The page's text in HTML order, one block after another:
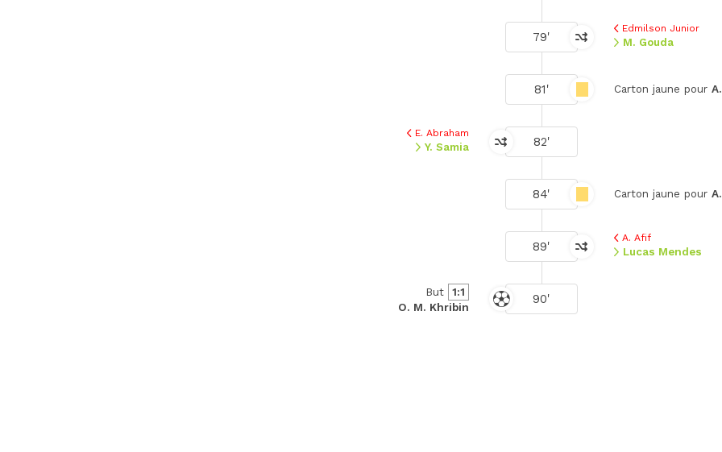
79'
Edmilson Junior
M. Gouda
81' Carton jaune pour
82'
E. Abraham
Y. Samia
84' Carton jaune pour
89'
A. Afif
Lucas Mendes
90'
But
1:1
O. M. Khribin